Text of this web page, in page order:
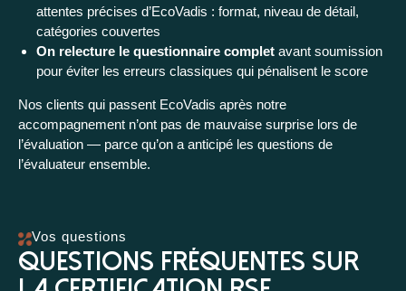
attentes précises d’EcoVadis : format, niveau de détail,
catégories couvertes
On relecture le questionnaire complet avant soumission
pour éviter les erreurs classiques qui pénalisent le score
Nos clients qui passent EcoVadis après notre
accompagnement n’ont pas de mauvaise surprise lors de
l’évaluation — parce qu’on a anticipé les questions de
l’évaluateur ensemble.
Vos questions
Questions fréquentes sur